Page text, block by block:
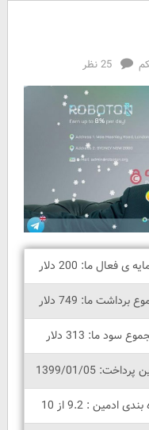
25 نظر
ی فعال ما: 200 دلار
برداشت ما: 749 دلار
سود ما: 313 دلار
1399/01/05
ادمین : 9.2 از 10